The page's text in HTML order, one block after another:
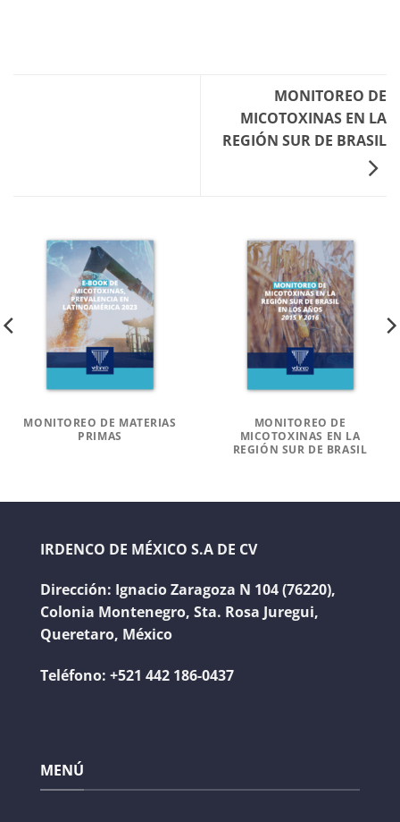
MONITOREO DE
MICOTOXINAS EN LA
REGIÓN SUR DE BRASIL
MONITOREO DE MATERIAS
PRIMAS
MONITOREO DE
MICOTOXINAS EN LA
REGIÓN SUR DE BRASIL
IRDENCO DE MÉXICO S.A DE CV
Dirección: Ignacio Zaragoza N 104 (76220),
Colonia Montenegro, Sta. Rosa Juregui,
Queretaro, México
Teléfono: +521 442 186-0437
MENÚ